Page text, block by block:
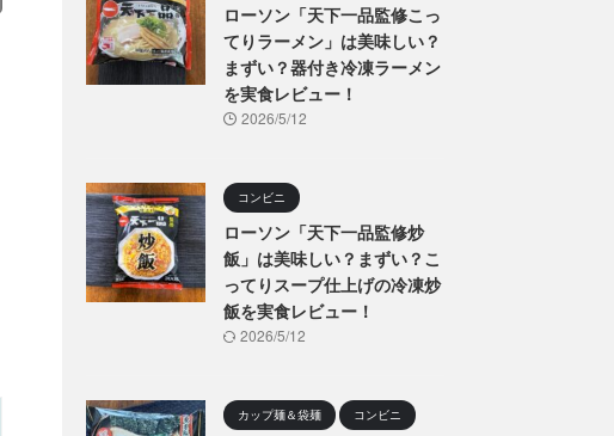
ローソン「天下一品監修こっ
てりラーメン」は美味しい？
まずい？器付き冷凍ラーメン
を実食レビュー！
2026/5/12
コンビニ
ローソン「天下一品監修炒
飯」は美味しい？まずい？こ
ってりスープ仕上げの冷凍炒
飯を実食レビュー！
2026/5/12
カップ麺＆袋麺 コンビニ